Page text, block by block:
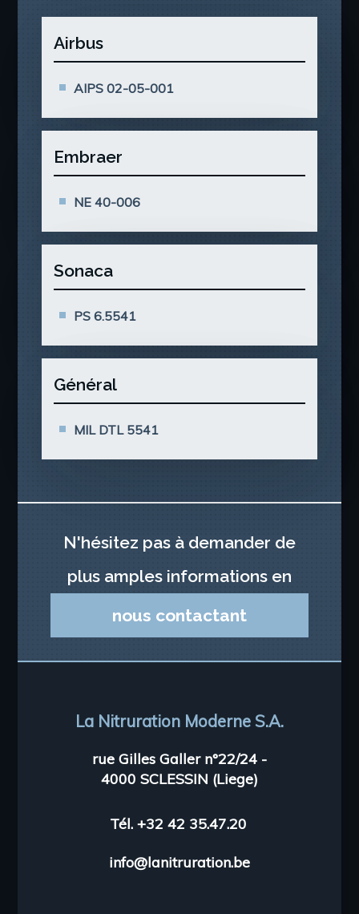
Airbus
AIPS 02-05-001
Embraer
NE 40-006
Sonaca
PS 6.5541
Général
MIL DTL 5541
N'hésitez pas à demander de
plus amples informations en
nous contactant
La Nitruration Moderne S.A.
rue Gilles Galler n°22/24 -
4000 SCLESSIN (Liege)
Tél. +32 42 35.47.20
info@lanitruration.be